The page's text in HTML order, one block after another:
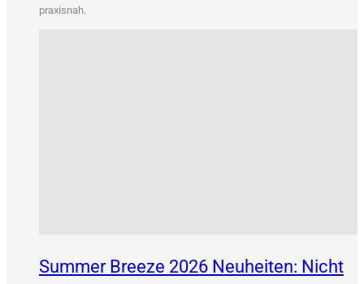
praxisnah.
Summer Breeze 2026 Neuheiten: Nicht